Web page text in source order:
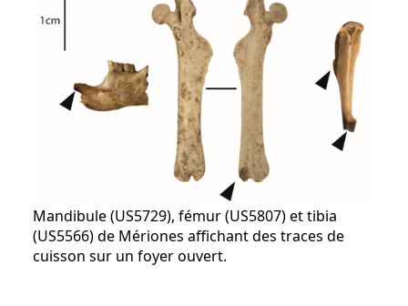
Mandibule (US5729), fémur (US5807) et tibia
(US5566) de Mériones affichant des traces de
cuisson sur un foyer ouvert.